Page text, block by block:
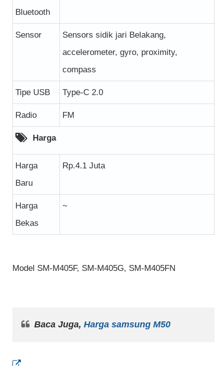
Bluetooth
Sensor
Sensors sidik jari Belakang,
accelerometer, gyro, proximity,
compass
Tipe USB Type-C 2.0
Radio FM
Harga
Harga
Baru
Rp.4.1 Juta
Harga
Bekas
~
Model SM-M405F, SM-M405G, SM-M405FN
Baca Juga, Harga samsung M50